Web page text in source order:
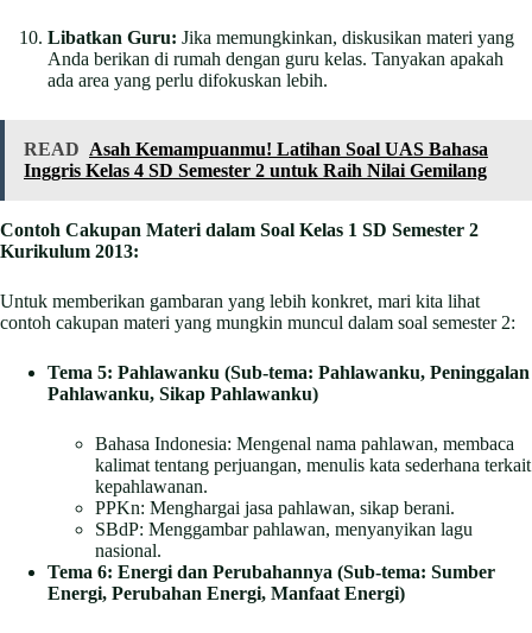
Libatkan Guru: Jika memungkinkan, diskusikan materi yang
Anda berikan di rumah dengan guru kelas. Tanyakan apakah
ada area yang perlu difokuskan lebih.
READ Asah Kemampuanmu! Latihan Soal UAS Bahasa
Inggris Kelas 4 SD Semester 2 untuk Raih Nilai Gemilang
Contoh Cakupan Materi dalam Soal Kelas 1 SD Semester 2
Kurikulum 2013:
Untuk memberikan gambaran yang lebih konkret, mari kita lihat
contoh cakupan materi yang mungkin muncul dalam soal semester 2:
Tema 5: Pahlawanku (Sub-tema: Pahlawanku, Peninggalan
Pahlawanku, Sikap Pahlawanku)
Bahasa Indonesia: Mengenal nama pahlawan, membaca
kalimat tentang perjuangan, menulis kata sederhana terkait
kepahlawanan.
PPKn: Menghargai jasa pahlawan, sikap berani.
SBdP: Menggambar pahlawan, menyanyikan lagu
nasional.
Tema 6: Energi dan Perubahannya (Sub-tema: Sumber
Energi, Perubahan Energi, Manfaat Energi)